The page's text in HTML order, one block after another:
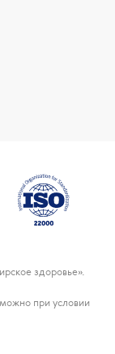
здоровье».
при условии